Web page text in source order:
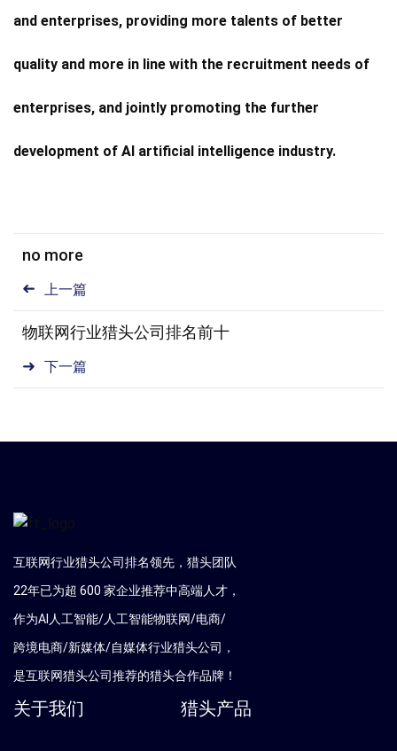
and enterprises, providing more talents of better
quality and more in line with the recruitment needs of
enterprises, and jointly promoting the further
development of AI artificial intelligence industry.
上一篇
no more
下一篇
物联网行业猎头公司排名前十
互联网行业猎头公司排名领先，猎头团队
22年已为超 600 家企业推荐中高端人才，
作为AI人工智能/人工智能物联网/电商/
跨境电商/新媒体/自媒体行业猎头公司，
是互联网猎头公司推荐的猎头合作品牌！
关于我们 猎头产品